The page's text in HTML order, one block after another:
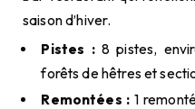
saison d’hiver.
Pistes :8 pistes,
forêts de hêtres et
Remontées : 1